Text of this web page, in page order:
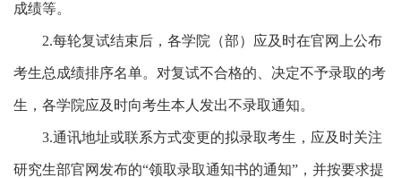
成绩等。
2.每轮复试结束后，各学院（部）应及时在官网上公布
考生总成绩排序名单。对复试不合格的、决定不予录取的考
生，各学院应及时向考生本人发出不录取通知。
3.通讯地址或联系方式变更的拟录取考生，应及时关注
研究生部官网发布的“领取录取通知书的通知”，并按要求提